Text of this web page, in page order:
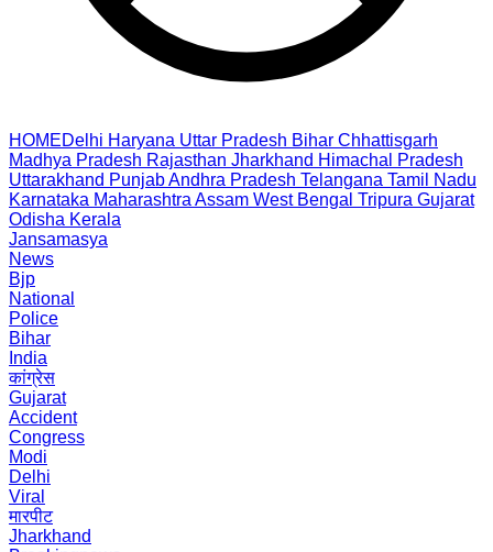
HOMEDelhi Haryana Uttar Pradesh Bihar Chhattisgarh
Madhya Pradesh Rajasthan Jharkhand Himachal Pradesh
Uttarakhand PunjabAndhra Pradesh Telangana Tamil Nadu
Karnataka Maharashtra Assam West Bengal Tripura Gujarat
Odisha Kerala
Jansamasya
News
Bjp
National
Police
Bihar
India
कांग्रेस
Gujarat
Accident
Congress
Modi
Delhi
Viral
मारपीट
Jharkhand